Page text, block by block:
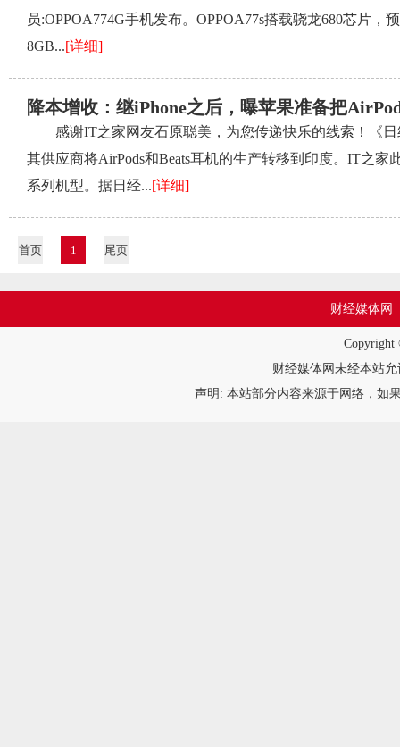
员:OPPOA774G手机发布。OPPOA77s搭载骁龙680芯片，
8GB...[详细]
降本增收：继iPhone之后，曝苹果准备把
感谢IT之家网友石原聪美，为您传递快乐的线索！《
其供应商将AirPods和Beats耳机的生产转移到印度。IT之
系列机型。据日经...[详细]
首页 1 尾页
财经媒体网
Copyright
财经媒体网未经本站
声明: 本站部分内容来源于网络，如